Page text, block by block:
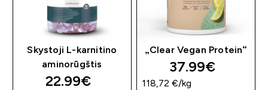
Skystoji L-karnitino
aminorūgštis
22.99€‎
„Clear Vegan Protein“
37.99€‎
118,72 €‎/kg